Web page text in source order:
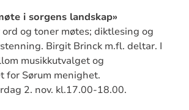
i sorgens landskap»
og toner møtes; diktlesing og
Birgit Brinck m.fl. deltar. I
musikkutvalget og
for Sørum menighet.
2. nov. kl.17.00-18.00.